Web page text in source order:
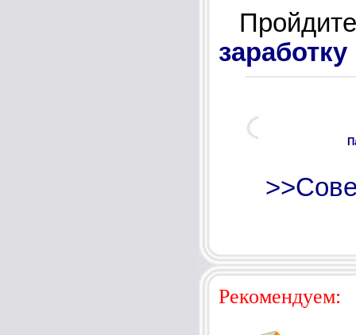
Рекомендуем: